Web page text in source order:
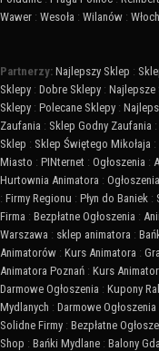
Wawer : Wesoła : Wilanów :
Partnerzy: Najlepszy Sklep :
Sklepy : Dobre Sklepy : Najlepsze
Sklepy : Polecane Sklepy :
Zaufania : Sklep Godny Zaufania :
Sklep : Sklep Świętego Mikołaja :
Miasto : PINternet : Ogłoszenia :
Hurtownia Animatora : Ogłoszenia
: Firmy Regionu : Płyn do Baniek :
Firma : Bezpłatne Ogłoszenia :
Warszawa : sklep animatora :
Animatorów : Kurs Animatora :
Animatora Poznań : Kurs
Darmowe Ogłoszenia : Kupony
Mydlanych : Darmowe
Solidne Firmy : Bezpłatne
Shop : Bańki Mydlane : Balony